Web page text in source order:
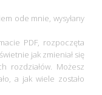
ode mnie, wysyłany
PDF, rozpoczęta
jak zmieniał się
rozdziałów. Możesz
a jak wiele zostało